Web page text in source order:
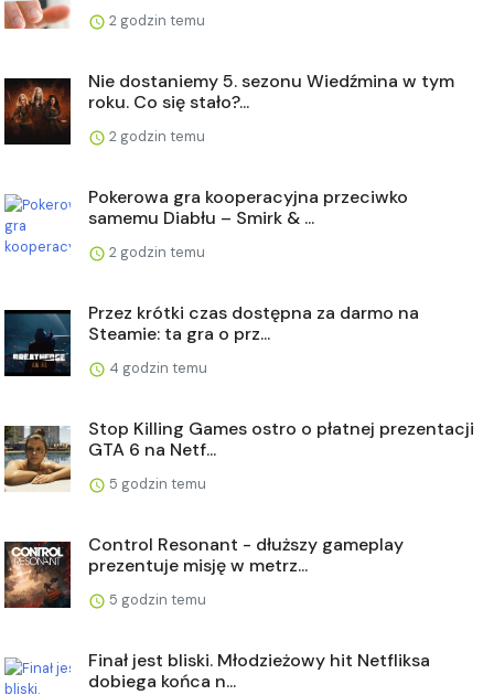
2 godzin temu
Nie dostaniemy 5. sezonu Wiedźmina w tym
roku. Co się stało?...
2 godzin temu
Pokerowa gra kooperacyjna przeciwko
samemu Diabłu – Smirk & ...
2 godzin temu
Przez krótki czas dostępna za darmo na
Steamie: ta gra o prz...
4 godzin temu
Stop Killing Games ostro o płatnej prezentacji
GTA 6 na Netf...
5 godzin temu
Control Resonant - dłuższy gameplay
prezentuje misję w metrz...
5 godzin temu
Finał jest bliski. Młodzieżowy hit Netfliksa
dobiega końca n...